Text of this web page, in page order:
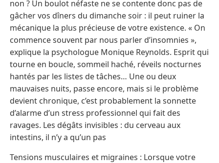
non ? Un boulot néfaste ne se contente donc pas de
gâcher vos dîners du dimanche soir : il peut ruiner la
mécanique la plus précieuse de votre existence. « On
commence souvent par nous parler d’insomnies »,
explique la psychologue Monique Reynolds. Esprit qui
tourne en boucle, sommeil haché, réveils nocturnes
hantés par les listes de tâches… Une ou deux
mauvaises nuits, passe encore, mais si le problème
devient chronique, c’est probablement la sonnette
d’alarme d’un stress professionnel qui fait des
ravages. Les dégâts invisibles : du cerveau aux
intestins, il n’y a qu’un pas
Tensions musculaires et migraines : Lorsque votre